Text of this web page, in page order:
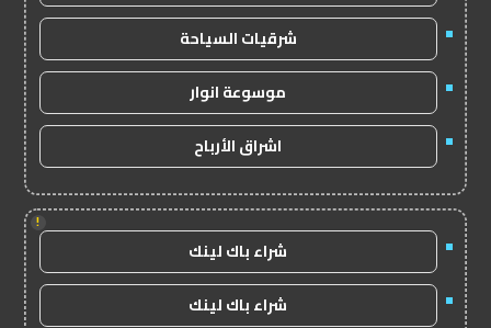
شرقيات السياحة
موسوعة انوار
اشراق الأرباح
!
شراء باك لينك
شراء باك لينك